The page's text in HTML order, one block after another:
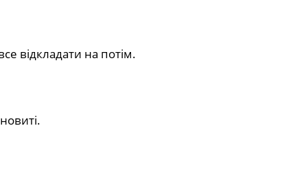
відкладати на потім.